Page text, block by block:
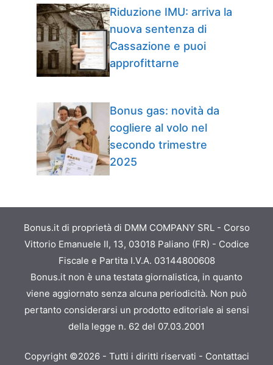
Riduzione IMU: arriva la
nuova sentenza di
Cassazione e puoi
approfittarne
Bonus gas: novità da
cogliere al volo nel
secondo trimestre
2025
Bonus.it di proprietà di DMM COMPANY SRL - Corso
Vittorio Emanuele II, 13, 03018 Paliano (FR) - Codice
Fiscale e Partita I.V.A. 03144800608
Bonus.it non è una testata giornalistica, in quanto
viene aggiornato senza alcuna periodicità. Non può
pertanto considerarsi un prodotto editoriale ai sensi
della legge n. 62 del 07.03.2001
Copyright ©2026 - Tutti i diritti riservati - Contattaci